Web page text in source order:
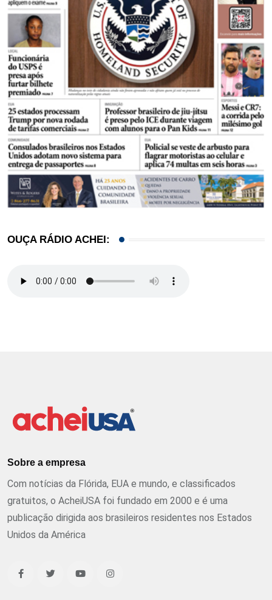
OUÇA RÁDIO ACHEI:
Sobre a empresa
Com notícias da Flórida, EUA e mundo, e classificados
gratuitos, o AcheiUSA foi fundado em 2000 e é uma
publicação dirigida aos brasileiros residentes nos Estados
Unidos da América